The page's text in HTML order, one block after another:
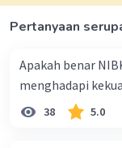
Pertanyaan
Apakah benar
menghadapi
38 5.0